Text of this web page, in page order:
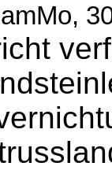
amMo,